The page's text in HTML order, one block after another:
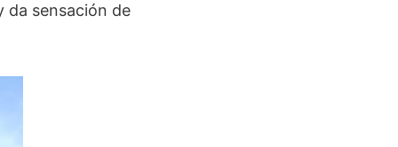
da sensación de